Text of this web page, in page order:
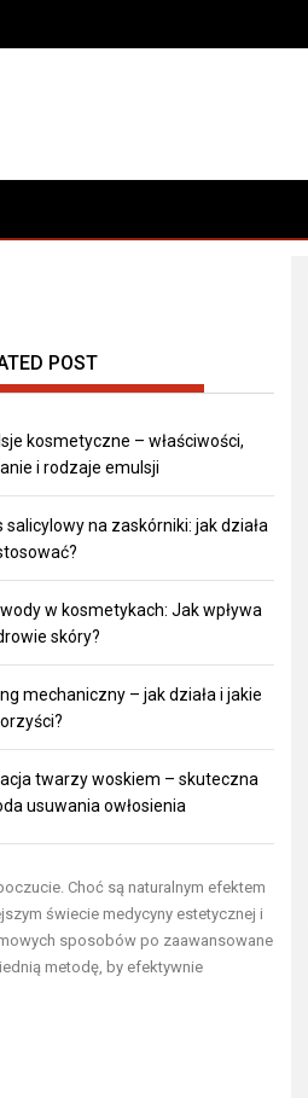
POST
kosmetyczne – właściwości,
i rodzaje emulsji
salicylowy na zaskórniki: jak działa
wody w kosmetykach: Jak wpływa
skóry?
mechaniczny – jak działa i jakie
twarzy woskiem – skuteczna
usuwania owłosienia
Choć są naturalnym efektem
świecie medycyny estetycznej i
sposobów po zaawansowane
metodę, by efektywnie